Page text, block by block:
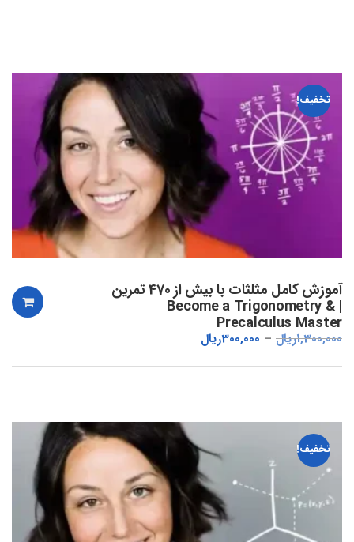
تخفیف!
آموزش کامل مثلثات با بیش از 470 تمرین
| Become a Trigonometry &
Precalculus Master
1,300,000ریال 300,000ریال
تخفیف!